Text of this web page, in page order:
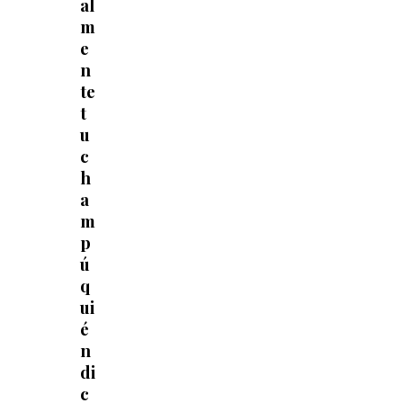
al
m
e
n
te
t
u
c
h
a
m
p
ú
q
ui
é
n
di
c